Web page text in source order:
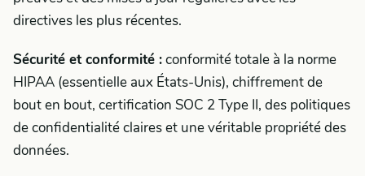
directives les plus récentes.
Sécurité et conformité :conformité totale à la norme
HIPAA (essentielle aux États-Unis), chiffrement de
bout en bout, certification SOC 2 Type II, des politiques
de confidentialité claires et une véritable propriété des
données.